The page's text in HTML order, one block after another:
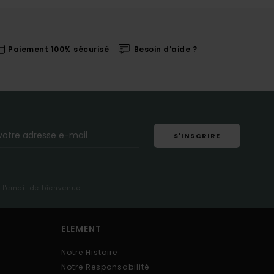
Paiement 100% sécurisé Besoin d'aide ?
S'INSCRIRE
de bienvenue
ELEMENT
Notre Histoire
Notre Responsabilité